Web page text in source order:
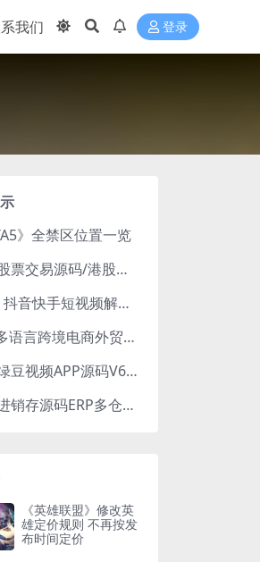
我们 登录
》全禁区位置一览
海外股票交易源码/港股泰股/美股源码/印度股源码/马拉西亚股票源码/国际股票配资
2024 抖音快手短视频解析去水印php源码
Java多语言跨境电商外贸商城TikToKshop内嵌商城I商家入驻I一键铺
新版绿豆视频APP源码V6.6 免授权插件版
PHP进销存源码ERP多仓库管理系统 手机版进销存 php网络版进销存小程序
《英雄联盟》修改英
雄定价规则 不再按发
布时间定价